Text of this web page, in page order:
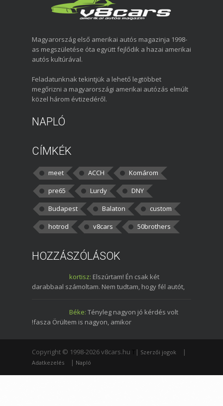
Magyarország első amerikai autós magazinja 1998-
as megszületése óta együtt fejlődik a hazai amerikai
autós kultúrával.
Feladatunknak tekintjük a lehető legtöbbet
megőrizni a magyarországi amerikai autózás elmúlt
közel három évtizedéről.
NAPLÓ
CÍMKÉK
meet ACCH
Komárom
pre65
Lurdy
DNY
Budapest
Balaton
custom
hotrod
v8cars 50brothers
HOZZÁSZÓLÁSOK
kortisz: Elszúrtam! Én csak két
darabbaal számoltam. Nem tudtam, hogy fél autót,
Béke: Tényleg nagyon jó kérdés volt
!fasza Örültem is nagyon, amikor
Copyright © 1998-2026 v8cars.hu | Szerzői jogok |
Adatkezelés | Napló